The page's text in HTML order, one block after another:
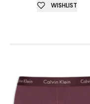
WISHLIST